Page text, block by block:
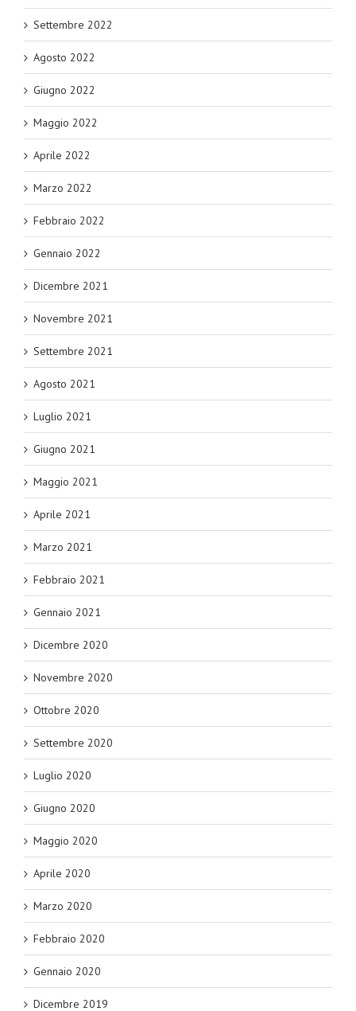
Settembre 2022
Agosto 2022
Giugno 2022
Maggio 2022
Aprile 2022
Marzo 2022
Febbraio 2022
Gennaio 2022
Dicembre 2021
Novembre 2021
Settembre 2021
Agosto 2021
Luglio 2021
Giugno 2021
Maggio 2021
Aprile 2021
Marzo 2021
Febbraio 2021
Gennaio 2021
Dicembre 2020
Novembre 2020
Ottobre 2020
Settembre 2020
Luglio 2020
Giugno 2020
Maggio 2020
Aprile 2020
Marzo 2020
Febbraio 2020
Gennaio 2020
Dicembre 2019